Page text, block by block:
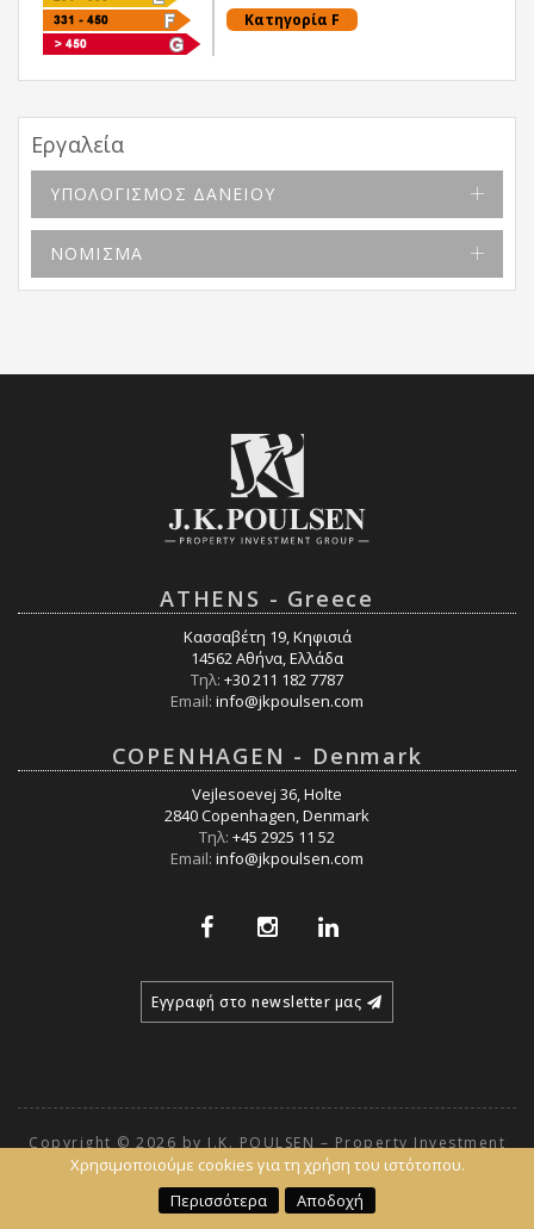
Χρησιμοποιούμε cookies για τη χρήση του ιστότοπου.
Περισσότερα
Αποδοχή
Κατηγορία F
Εργαλεία
ΥΠΟΛΟΓΙΣΜΟΣ ΔΑΝΕΙΟΥ
ΝΟΜΙΣΜΑ
ATHENS - Greece
Κασσαβέτη 19, Κηφισιά
14562 Αθήνα, Ελλάδα
Τηλ: +30 211 182 7787
Email: info@jkpoulsen.com
COPENHAGEN - Denmark
Vejlesoevej 36, Holte
2840 Copenhagen, Denmark
Τηλ: +45 2925 11 52
Email: info@jkpoulsen.com
Εγγραφή στο newsletter μας
Copyright © 2026 by J.K. POULSEN – Property Investment
Group –
Όροι χρήσης και Πολιτική Απορρήτου
Fortunet Hellas |e-agents technology